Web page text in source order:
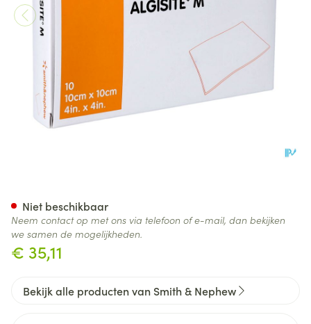
€ 35,11
Niet beschikbaar
Neem contact op met ons via telefoon of e-mail, dan bekijken
we samen de mogelijkheden.
Bekijk alle producten van Smith & Nephew